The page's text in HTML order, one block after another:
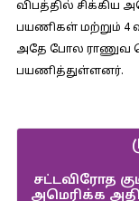
விபத்தில் சிக்கிய
பயணிகள் மற்றும் 4
அதே போல ராணுவ
பயணித்துள்ளனர்.
சட்டவிரோத
அமெரிக்க